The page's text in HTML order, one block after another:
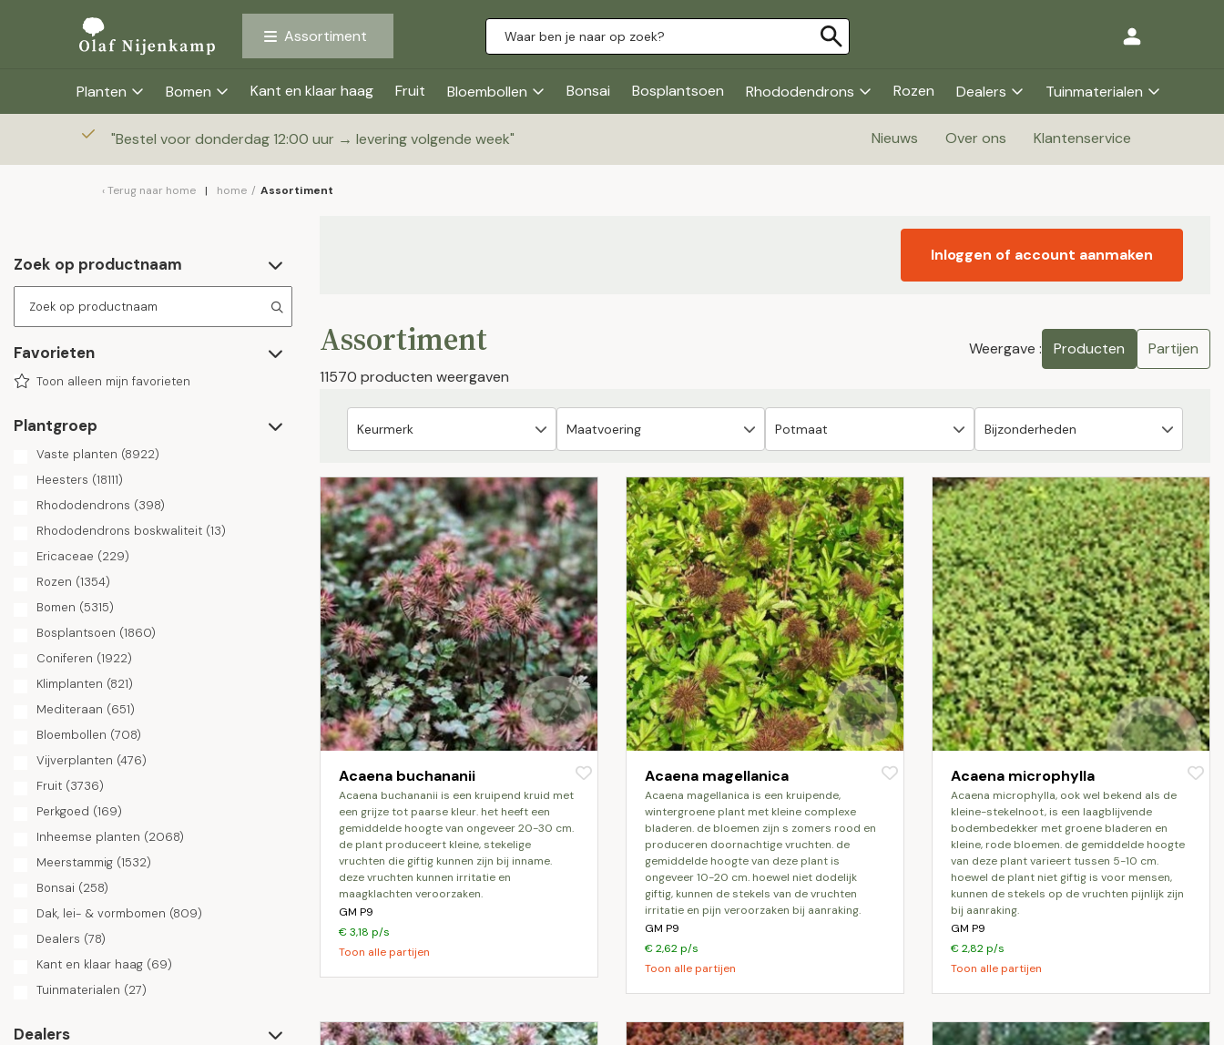
Assortiment
Planten Bomen Kant en klaar haag Fruit Bloembollen Bonsai Bosplantsoen Rhododendrons Rozen Dealers Tuinmaterialen
"Bestel voor donderdag 12:00 uur → levering volgende week" Nieuws Over ons Klantenservice
Terug naar home home / Assortiment
Zoek op productnaam
Favorieten
Toon alleen mijn favorieten
Plantgroep
Vaste planten (8922)
Heesters (18111)
Rhododendrons (398)
Rhododendrons boskwaliteit (13)
Ericaceae (229)
Rozen (1354)
Bomen (5315)
Bosplantsoen (1860)
Coniferen (1922)
Klimplanten (821)
Mediteraan (651)
Bloembollen (708)
Vijverplanten (476)
Fruit (3736)
Perkgoed (169)
Inheemse planten (2068)
Meerstammig (1532)
Bonsai (258)
Dak, lei- & vormbomen (809)
Dealers (78)
Kant en klaar haag (69)
Tuinmaterialen (27)
Dealers
Inloggen of account aanmaken
Assortiment
11570 producten weergaven
Weergave : Producten Partijen
Acaena buchananii
acaena buchananii is een kruipend kruid met
een grijze tot paarse kleur. het heeft een
gemiddelde hoogte van ongeveer 20-30 cm.
de plant produceert kleine, stekelige
vruchten die giftig kunnen zijn bij inname.
deze vruchten kunnen irritatie en
maagklachten veroorzaken.
GM P9
€ 3,18 p/s
Toon alle partijen
Acaena magellanica
acaena magellanica is een kruipende,
wintergroene plant met kleine complexe
bladeren. de bloemen zijn s zomers rood en
produceren doornachtige vruchten. de
gemiddelde hoogte van deze plant is
ongeveer 10-20 cm. hoewel niet dodelijk
giftig, kunnen de stekels van de vruchten
irritatie en pijn veroorzaken bij aanraking.
GM P9
€ 2,62 p/s
Toon alle partijen
Acaena microphylla
acaena microphylla, ook wel bekend als de
kleine-stekelnoot, is een laagblijvende
bodembedekker met groene bladeren en
kleine, rode bloemen. de gemiddelde hoogte
van deze plant varieert tussen 5-10 cm.
hoewel de plant niet giftig is voor mensen,
kunnen de stekels op de vruchten pijnlijk zijn
bij aanraking.
GM P9
€ 2,82 p/s
Toon alle partijen